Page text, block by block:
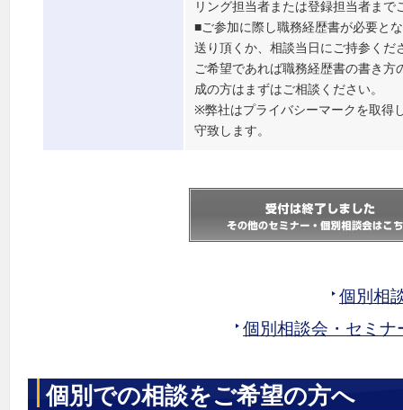
リング担当者または登録担当者まで
■ご参加に際し職務経歴書が必要と
送り頂くか、相談当日にご持参くだ
ご希望であれば職務経歴書の書き
成の方はまずはご相談ください。
※弊社はプライバシーマークを取得
守致します。
個別相
個別相談会・セミ
個別での相談をご希望の方へ